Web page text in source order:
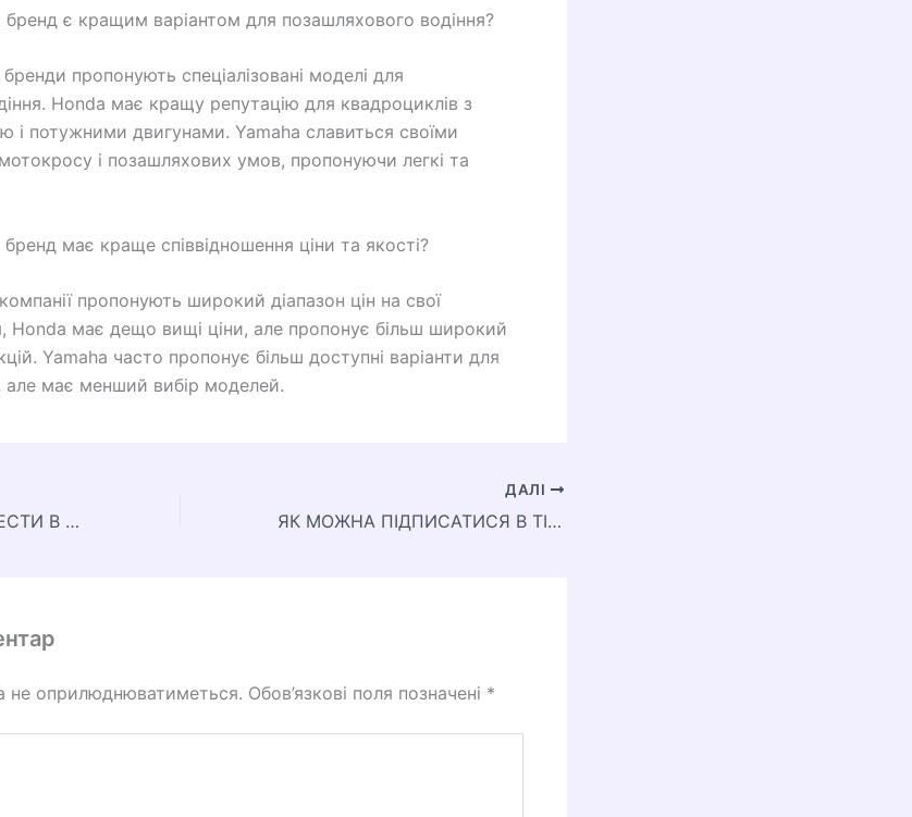
бренд є кращим варіантом для позашляхового водіння?
пропонують спеціалізовані моделі для
Honda має кращу репутацію для квадроциклів з
і потужними двигунами. Yamaha славиться своїми
і позашляхових умов, пропонуючи легкі та
має краще співвідношення ціни та якості?
пропонують широкий діапазон цін на свої
Honda має дещо вищі ціни, але пропонує більш широкий
Yamaha часто пропонує більш доступні варіанти для
але має менший вибір моделей.
ЯК МОЖНА PDF ПЕРЕВЕСТИ В WORD
ДАЛІ
ЯК МОЖНА ПІДПИСАТИСЯ В ТІК ТОЦІ
не оприлюднюватиметься. Обов’язкові поля позначені *